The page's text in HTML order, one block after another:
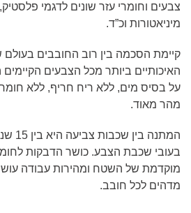
צבעים וחומרי עזר שונים לדגמי
מיניאטורות וכ”ד.
קיימת הסכמה בין רוב החובבים בעולם
האיכותיים ביותר מכל הצבעים
על בסיס מים, ללא ריח חריף, ללא
מהר מאוד.
בעובי שכבת הצבע. כושר הדבקות
מוקדמת של השטח ומהירות עבודה
מדהים לכל חובב.